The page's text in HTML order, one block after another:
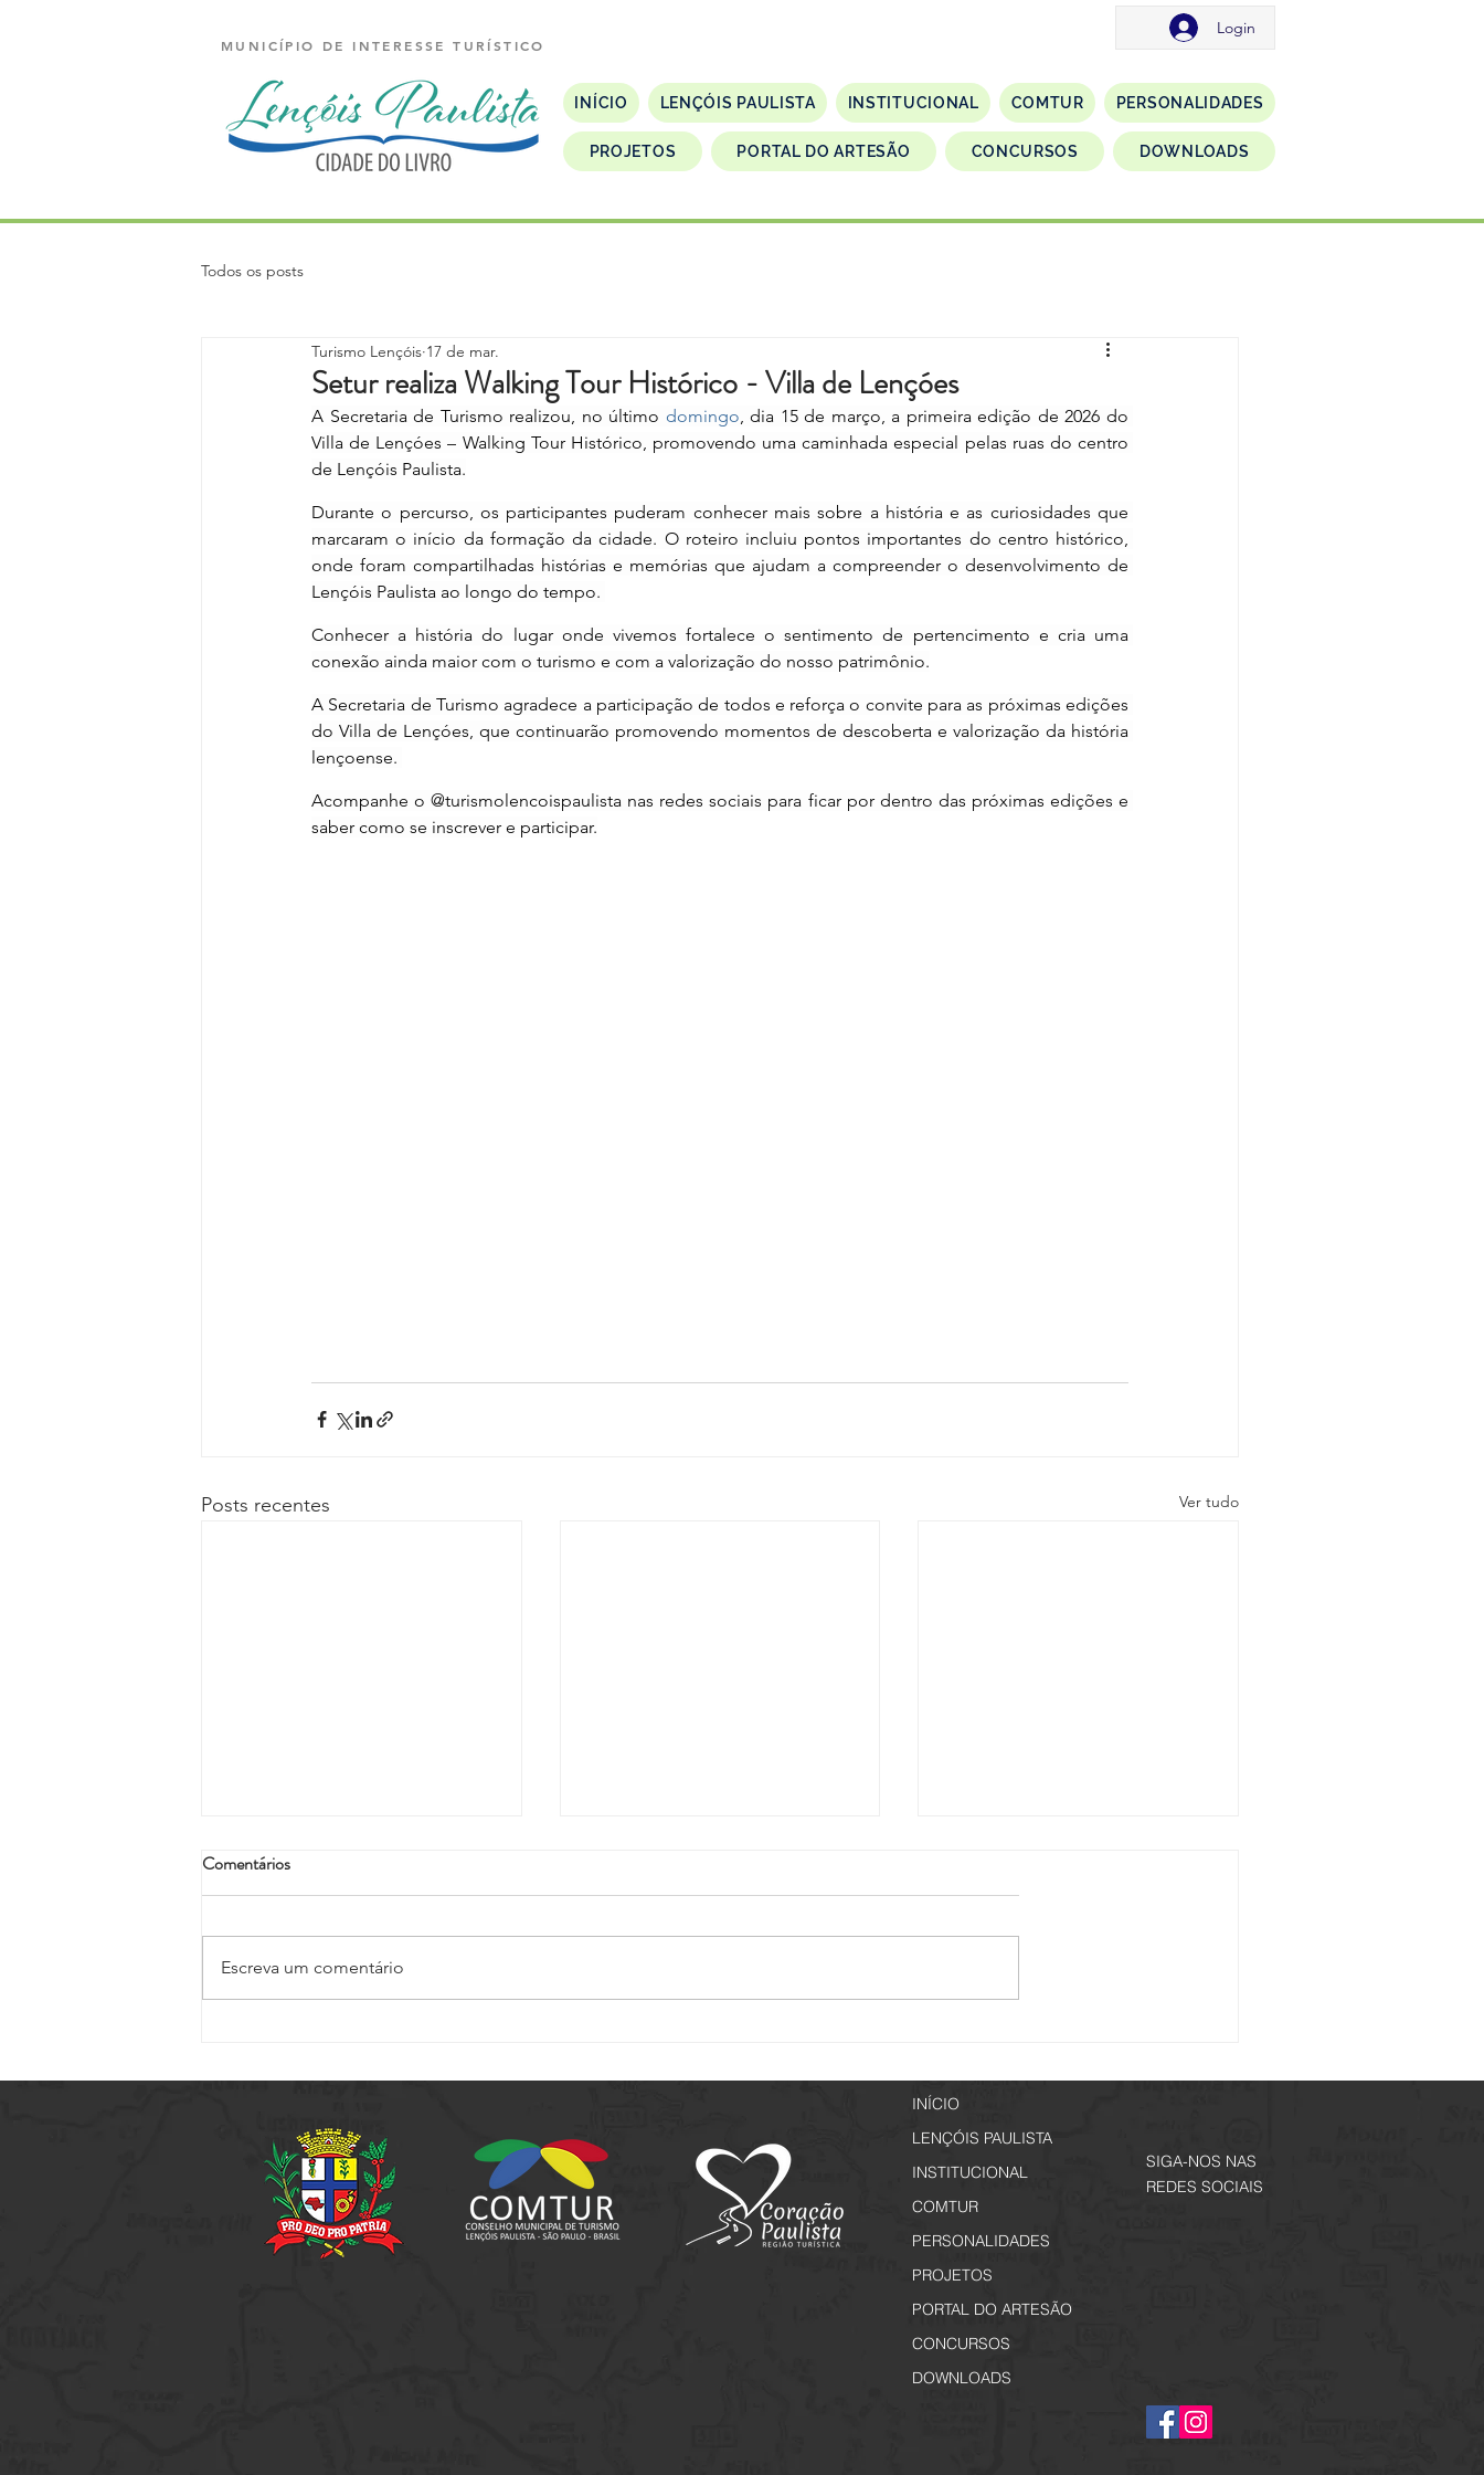
MUNICÍPIO DE INTERESSE TURÍSTICO
INÍCIO LENÇÓIS PAULISTA INSTITUCIONAL COMTUR PERSONALIDADES
PROJETOS PORTAL DO ARTESÃO CONCURSOS DOWNLOADS
Login
Todos os posts
Setur realiza Walking Tour Histórico - Villa de Lençóes
Turismo Lençóis 17 de mar.
A Secretaria de Turismo realizou, no último domingo, dia 15 de março, a primeira edição de 2026 do
Villa de Lençóes – Walking Tour Histórico, promovendo uma caminhada especial pelas ruas do centro
de Lençóis Paulista.
Durante o percurso, os participantes puderam conhecer mais sobre a história e as curiosidades que
marcaram o início da formação da cidade. O roteiro incluiu pontos importantes do centro histórico,
onde foram compartilhadas histórias e memórias que ajudam a compreender o desenvolvimento de
Lençóis Paulista ao longo do tempo.
Conhecer a história do lugar onde vivemos fortalece o sentimento de pertencimento e cria uma
conexão ainda maior com o turismo e com a valorização do nosso patrimônio.
A Secretaria de Turismo agradece a participação de todos e reforça o convite para as próximas edições
do Villa de Lençóes, que continuarão promovendo momentos de descoberta e valorização da história
lençoense.
Acompanhe o @turismolencoispaulista nas redes sociais para ficar por dentro das próximas edições e
saber como se inscrever e participar.
Posts recentes Ver tudo
Inscrições Abertas!
Comentários
Escreva um comentário
INÍCIO
LENÇÓIS PAULISTA
INSTITUCIONAL
COMTUR
PERSONALIDADES
PROJETOS
PORTAL DO ARTESÃO
CONCURSOS
DOWNLOADS
SIGA-NOS NAS
REDES SOCIAIS